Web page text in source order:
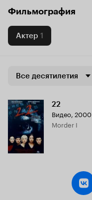
Фильмография
Актер 1
Все десятилетия
22
Видео, 2000
Morder I